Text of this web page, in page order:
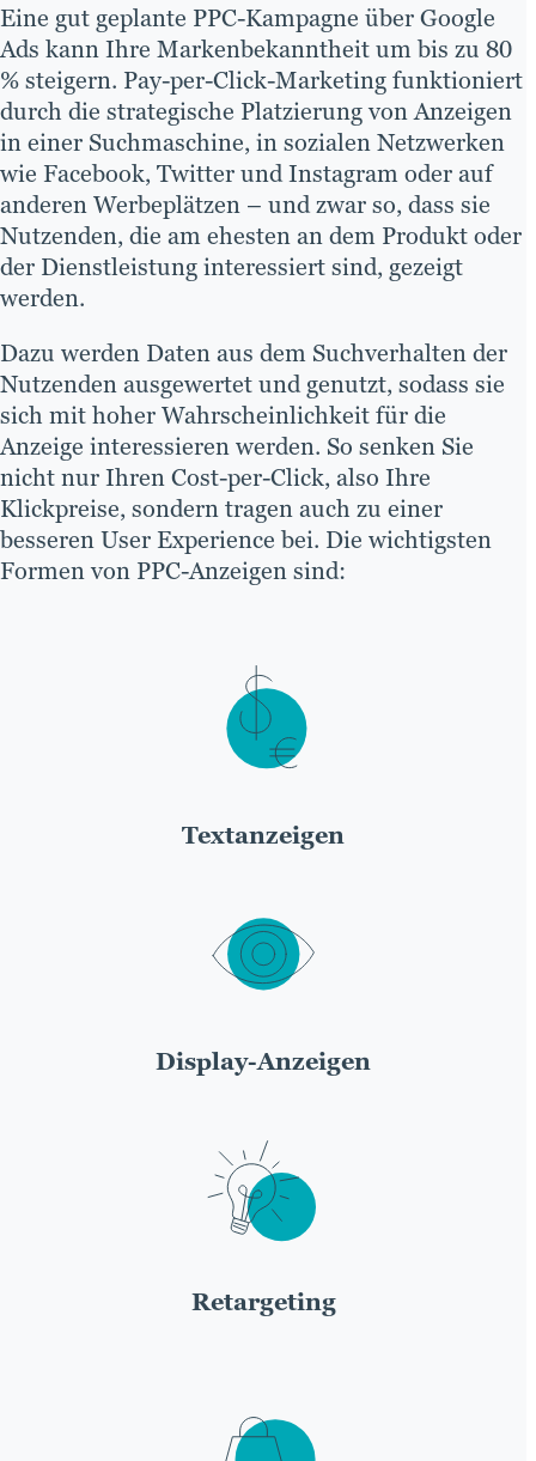
Eine gut geplante PPC-Kampagne über Google
Ads kann Ihre Markenbekanntheit um bis zu 80
% steigern. Pay-per-Click-Marketing funktioniert
durch die strategische Platzierung von Anzeigen
in einer Suchmaschine, in sozialen Netzwerken
wie Facebook, Twitter und Instagram oder auf
anderen Werbeplätzen – und zwar so, dass sie
Nutzenden, die am ehesten an dem Produkt oder
der Dienstleistung interessiert sind, gezeigt
werden.
Dazu werden Daten aus dem Suchverhalten der
Nutzenden ausgewertet und genutzt, sodass sie
sich mit hoher Wahrscheinlichkeit für die
Anzeige interessieren werden. So senken Sie
nicht nur Ihren Cost-per-Click, also Ihre
Klickpreise, sondern tragen auch zu einer
besseren User Experience bei. Die wichtigsten
Formen von PPC-Anzeigen sind:
Textanzeigen
Display-Anzeigen
Retargeting